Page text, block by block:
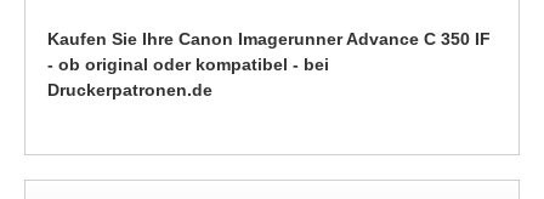
Kaufen Sie Ihre Canon Imagerunner Advance C 350 IF
- ob original oder kompatibel - bei
Druckerpatronen.de